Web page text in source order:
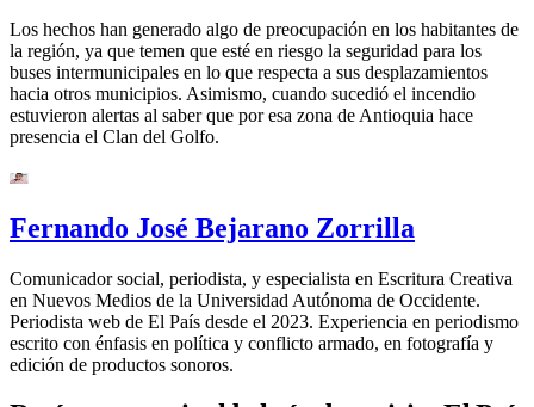
Los hechos han generado algo de preocupación en los habitantes de
la región, ya que temen que esté en riesgo la seguridad para los
buses intermunicipales en lo que respecta a sus desplazamientos
hacia otros municipios. Asimismo, cuando sucedió el incendio
estuvieron alertas al saber que por esa zona de Antioquia hace
presencia el Clan del Golfo.
Fernando José Bejarano Zorrilla
Comunicador social, periodista, y especialista en Escritura Creativa
en Nuevos Medios de la Universidad Autónoma de Occidente.
Periodista web de El País desde el 2023. Experiencia en periodismo
escrito con énfasis en política y conflicto armado, en fotografía y
edición de productos sonoros.